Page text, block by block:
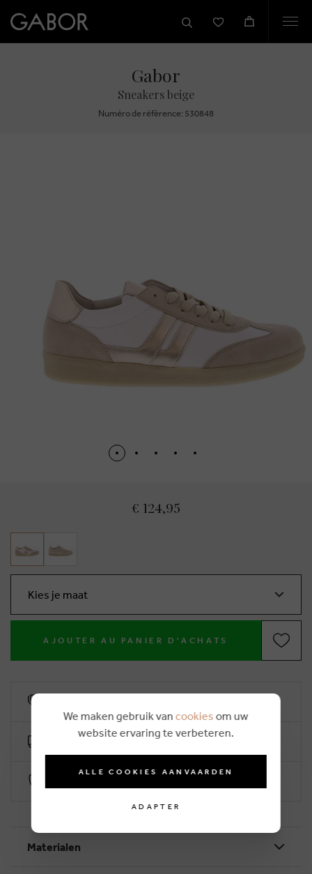
Gabor
Sneakers beige
Numéro de réfèrence: 530848
€ 124,95
Kies je maat
AJOUTER AU PANIER D'ACHATS
Livraison gratuit dès €50
Materialen
We maken gebruik van cookies om uw
website ervaring te verbeteren.
ALLE COOKIES AANVAARDEN
ADAPTER